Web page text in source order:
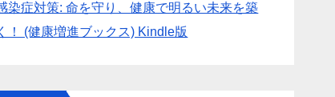
染症対策: 命を守り、健康で明るい未来を築
！ (健康増進ブックス) Kindle版